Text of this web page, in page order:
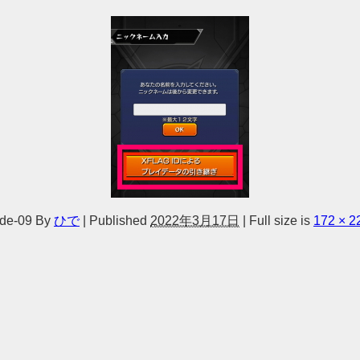
09 By ひで Published 2022年3月17日 Full size is 172 ×